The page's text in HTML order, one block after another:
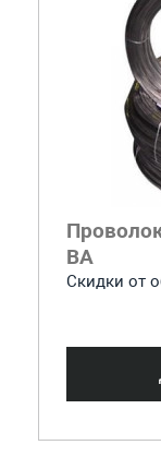
ВА
Скидки от